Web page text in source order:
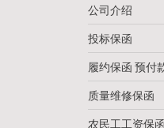
公司介绍
投标保函
履约保函 预付
质量维修保函
农民工工资保函